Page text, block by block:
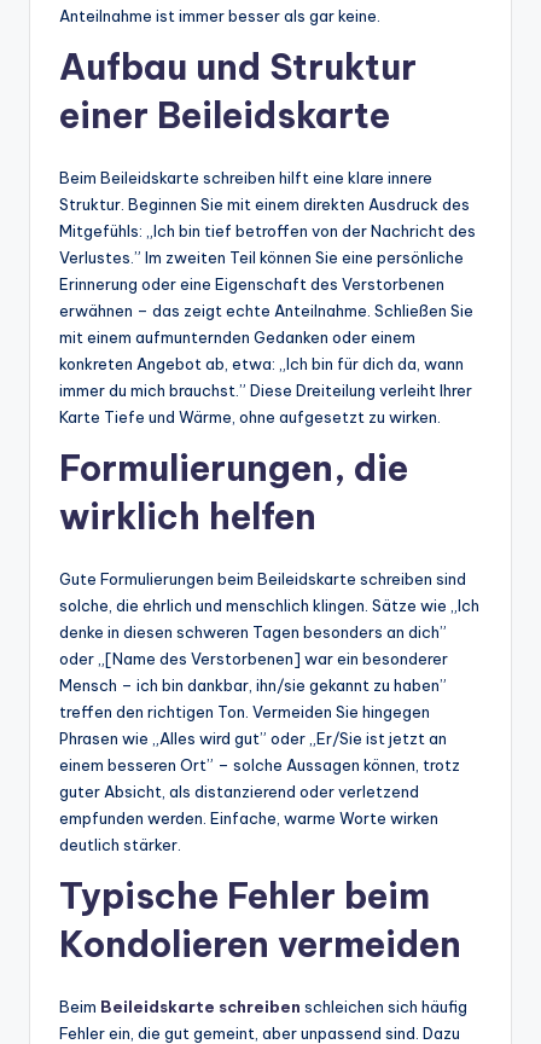
Anteilnahme ist immer besser als gar keine.
Aufbau und Struktur
einer Beileidskarte
Beim Beileidskarte schreiben hilft eine klare innere
Struktur. Beginnen Sie mit einem direkten Ausdruck des
Mitgefühls: „Ich bin tief betroffen von der Nachricht des
Verlustes.” Im zweiten Teil können Sie eine persönliche
Erinnerung oder eine Eigenschaft des Verstorbenen
erwähnen – das zeigt echte Anteilnahme. Schließen Sie
mit einem aufmunternden Gedanken oder einem
konkreten Angebot ab, etwa: „Ich bin für dich da, wann
immer du mich brauchst.” Diese Dreiteilung verleiht Ihrer
Karte Tiefe und Wärme, ohne aufgesetzt zu wirken.
Formulierungen, die
wirklich helfen
Gute Formulierungen beim Beileidskarte schreiben sind
solche, die ehrlich und menschlich klingen. Sätze wie „Ich
denke in diesen schweren Tagen besonders an dich”
oder „[Name des Verstorbenen] war ein besonderer
Mensch – ich bin dankbar, ihn/sie gekannt zu haben”
treffen den richtigen Ton. Vermeiden Sie hingegen
Phrasen wie „Alles wird gut” oder „Er/Sie ist jetzt an
einem besseren Ort” – solche Aussagen können, trotz
guter Absicht, als distanzierend oder verletzend
empfunden werden. Einfache, warme Worte wirken
deutlich stärker.
Typische Fehler beim
Kondolieren vermeiden
Beim Beileidskarte schreiben schleichen sich häufig
Fehler ein, die gut gemeint, aber unpassend sind. Dazu